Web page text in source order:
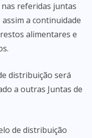
referidas juntas
a continuidade
alimentares e
distribuição será
a outras Juntas de
de distribuição